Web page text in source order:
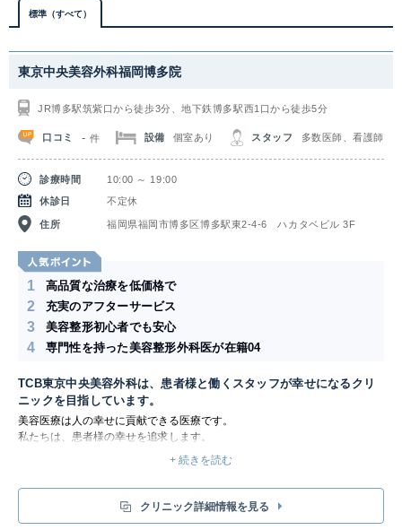
標準（すべて）
東京中央美容外科福岡博多院
JR博多駅筑紫口から徒歩3分、地下鉄博多駅西1口から徒歩5分
口コミ -件 設備 個室あり スタッフ 多数医師、看護師
診療時間
10:00 ～ 19:00
休診日
不定休
住所 福岡県福岡市博多区博多駅東2-4-6 ハカタベビル 3F
1 高品質な治療を低価格で
2 充実のアフターサービス
3 美容整形初心者でも安心
4 専門性を持った美容整形外科医が在籍04
TCB東京中央美容外科は、患者様と働くスタッフが幸せになるクリ
ニックを目指しています。
美容医療は人の幸せに貢献できる医療です。
私たちは、患者様の幸せを追求します。
そのために、働くスタッフの幸せも追求します。
「美容医療に携わることができて楽しい」そう思えるクリニックを自らの手
で創り上げ、患者様に幸せと喜びを提供するために、私たちは以下のビジョ
ンを掲げてクリニックの運営に邁進します。
+ 続きを読む
クリニック詳細情報を見る
北海道・東北
関東
茨城県 栃木県
千葉県 東京都 神奈川県
中部
新潟県 富山県
山梨県 長野県 岐阜県
愛知県
関西
奈良県 三重県 和歌山県